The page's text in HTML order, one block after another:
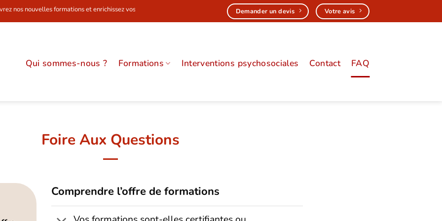
formations et enrichissez vos compétences dès maintenant ! Demander un devis Votre avis
Qui sommes-nous ? Formations Interventions psychosociales Contact FAQ
Foire Aux Questions
Comprendre l’offre de formations